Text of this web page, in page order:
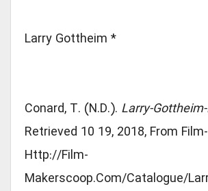
Conard, T. (n.d.).Larry-
Retrieved 10 19, 2018, From
Http://film-
Makerscoop.com/catalogue/